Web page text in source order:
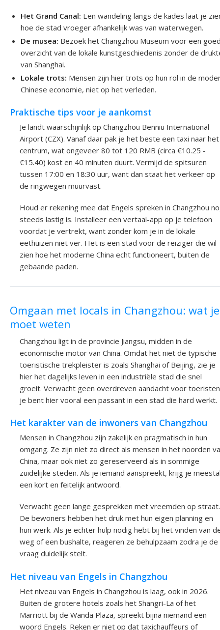
Het Grand Canal: Een wandeling langs de kades laat je
hoe de stad vroeger afhankelijk was van waterwegen.
De musea: Bezoek het Changzhou Museum voor een
overzicht van de lokale kunstgeschiedenis zonder de
van Shanghai.
Lokale trots: Mensen zijn hier trots op hun rol in de
Chinese economie, niet op het verleden.
Praktische tips voor je aankomst
Je landt waarschijnlijk op Changzhou Benniu International
Airport (CZX). Vanaf daar pak je het beste een taxi naar het
centrum, wat ongeveer 80 tot 120 RMB (circa €10.25 -
€15.40) kost en 40 minuten duurt. Vermijd de spitsuren
tussen 17:00 en 18:30 uur, want dan staat het verkeer op
de ringwegen muurvast.
Houd er rekening mee dat Engels spreken in Changzhou
steeds lastig is. Installeer een vertaal-app op je telefoon
voordat je vertrekt, want zonder kom je in de lokale
eethuizen niet ver. Het is een stad voor de reiziger die wil
zien hoe het moderne China echt functioneert, buiten de
gebaande paden.
Omgaan met locals in Changzhou: wat je
moet weten
Changzhou ligt in de provincie Jiangsu, midden in de
economische motor van China. Omdat het niet de typische
toeristische trekpleister is zoals Shanghai of Beijing, zie je
hier het dagelijks leven in een industriële stad die snel
groeit. Verwacht geen overdreven aandacht voor
je bent hier vooral een passant in een stad die hard werkt.
Het karakter van de inwoners van Changzhou
Mensen in Changzhou zijn zakelijk en pragmatisch in hun
omgang. Ze zijn niet zo direct als mensen in het noorden
China, maar ook niet zo gereserveerd als in sommige
zuidelijke steden. Als je iemand aanspreekt, krijg je
een kort en feitelijk antwoord.
Verwacht geen lange gesprekken met vreemden op straat.
De bewoners hebben het druk met hun eigen planning en
hun werk. Als je echter hulp nodig hebt bij het vinden van
weg of een bushalte, reageren ze behulpzaam zodra je de
vraag duidelijk stelt.
Het niveau van Engels in Changzhou
Het niveau van Engels in Changzhou is laag, ook in 2026.
Buiten de grotere hotels zoals het Shangri-La of het
Marriott bij de Wanda Plaza, spreekt bijna niemand een
woord Engels. Reken er niet op dat taxichauffeurs of